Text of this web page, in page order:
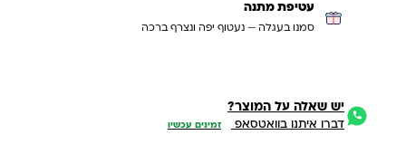
עטיפת מתנה
סמנו בעגלה — נעטוף יפה ונצרף ברכה
יש שאלה על המוצר?
דברו איתנו בוואטסאפ זמינים עכשיו